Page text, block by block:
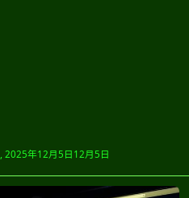
, 2025年12月5日 12月5日